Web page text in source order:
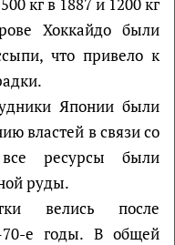
Хоккайдо были
что привело к
Японии были
властей в связи со
ресурсы были
руды.
велись после
е годы. В общей